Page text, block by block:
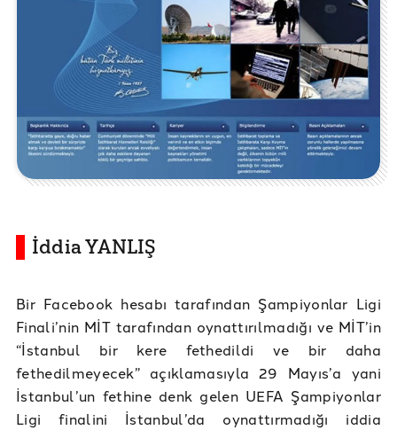
İddia YANLIŞ
Bir Facebook hesabı tarafından Şampiyonlar Ligi
Finali’nin MİT tarafından oynattırılmadığı ve MİT’in
“İstanbul bir kere fethedildi ve bir daha
fethedilmeyecek” açıklamasıyla 29 Mayıs’a yani
İstanbul’un fethine denk gelen UEFA Şampiyonlar
Ligi finalini İstanbul’da oynattırmadığı iddia